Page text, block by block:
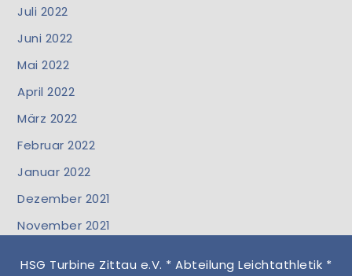
Juli 2022
Juni 2022
Mai 2022
April 2022
März 2022
Februar 2022
Januar 2022
Dezember 2021
November 2021
HSG Turbine Zittau e.V. * Abteilung Leichtathletik *